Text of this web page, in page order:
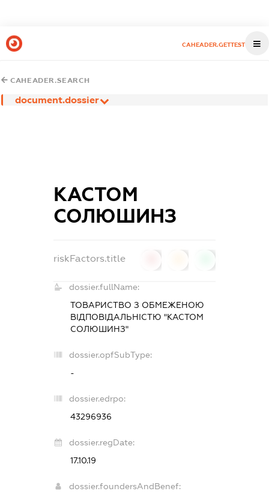
CAHEADER.GETTEST
CAHEADER.SEARCH
document.dossier
КАСТОМ
СОЛЮШИНЗ
riskFactors.title
dossier.fullName:
ТОВАРИСТВО З ОБМЕЖЕНОЮ
ВІДПОВІДАЛЬНІСТЮ "КАСТОМ
СОЛЮШИНЗ"
dossier.opfSubType:
-
dossier.edrpo:
43296936
dossier.regDate:
17.10.19
dossier.foundersAndBenef: